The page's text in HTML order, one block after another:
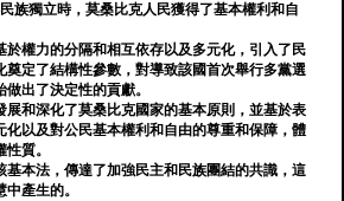
族獨立時，莫桑比克人民獲得了基本權利和自
於權力的分隔和相互依存以及多元化，引入了民
奠定了結構性參數，對導致該國首次舉行多黨選
出了決定性的貢獻。
展和深化了莫桑比克國家的基本原則，並基於表
化以及對公民基本權利和自由的尊重和保障，體
質。
基本法，傳達了加強民主和民族團結的共識，這
產生的。